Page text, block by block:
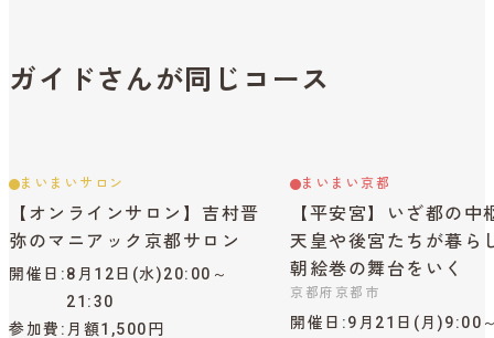
ガイドさんが同じコース
まいまいサロン
【オンラインサロン】吉村晋
弥のマニアック京都サロン
開催日
8月12日(水)20:00～
21:30
参加費
月額1,500円
まいまい京都
【平安宮】いざ都の中
天皇や後宮たちが暮ら
朝絵巻の舞台をいく
京都府京都市
開催日 9月21日(月)9:00